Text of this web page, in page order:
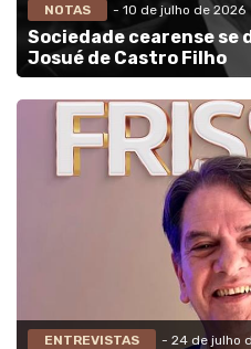
NOTAS - 10 de julho de 2026
Sociedade cearense se
Josué de Castro Filho
ENTREVISTAS - 24 de julho